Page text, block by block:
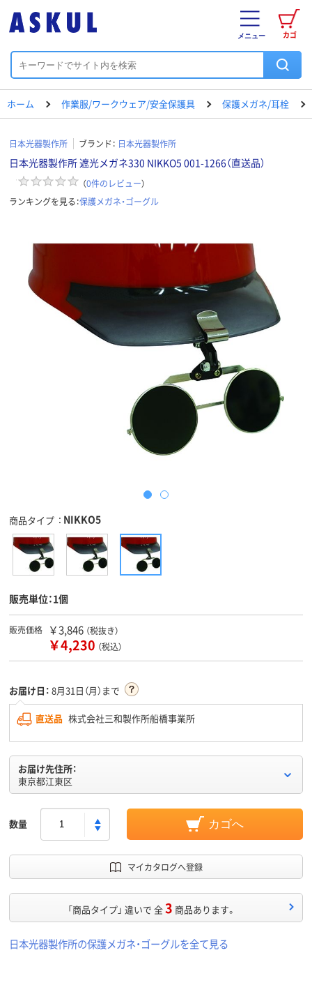
カゴ
メニュー
ホーム 作業服/ワークウェア/安全保護具 保護メガネ/耳栓
日本光器製作所 ブランド： 日本光器製作所
日本光器製作所 遮光メガネ330 NIKKO5 001-1266（直送品）
（0件のレビュー）
ランキングを見る：保護メガネ・ゴーグル
商品タイプ NIKKO5
販売単位：1個
販売価格 ￥3,846 （税抜き）
￥4,230 （税込）
お届け日： 8月31日（月）まで
直送品 株式会社三和製作所船橋事業所
お届け先住所：
東京都江東区
数量 カゴへ
マイカタログへ登録
「商品タイプ」 違いで 全3 商品あります。
日本光器製作所の保護メガネ・ゴーグルを全て見る